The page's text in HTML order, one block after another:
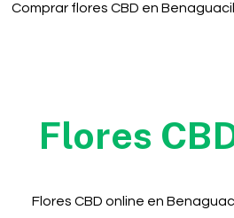
Comprar flores CBD en
Flores
Flores CBD online en